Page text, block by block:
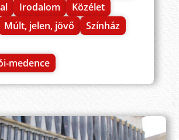
Irodalom
Közélet
Múlt, jelen, jövő
Színház
medence